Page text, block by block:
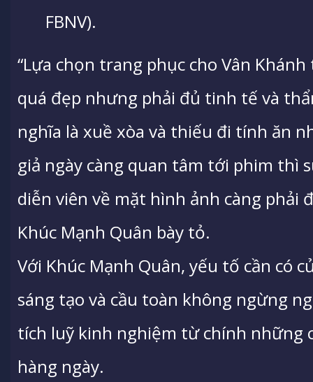
FBNV).
“Lựa chọn trang phục cho Vân
quá đẹp nhưng phải đủ tinh tế và
nghĩa là xuề xòa và thiếu đi tính ăn
giả ngày càng quan tâm tới phim thì
diễn viên về mặt hình ảnh càng phải
Khúc Mạnh Quân bày tỏ.
Với Khúc Mạnh Quân, yếu tố cần có
sáng tạo và cầu toàn không ngừng
tích luỹ kinh nghiệm từ chính những
hàng ngày.